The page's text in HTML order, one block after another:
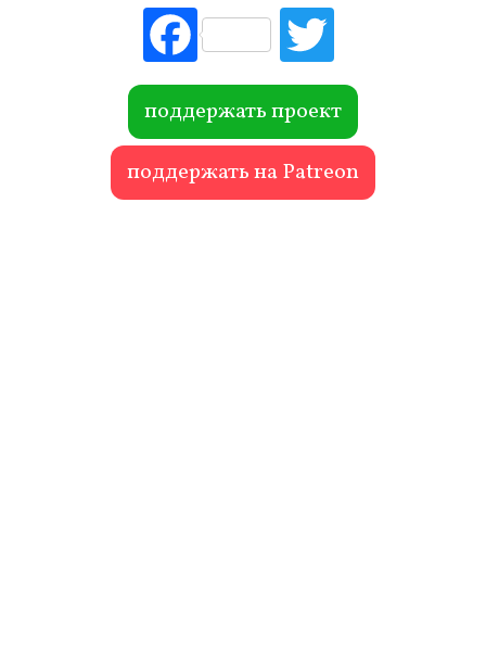
Fac
ebo
ok r
поддержать проект
поддержать на Patreon